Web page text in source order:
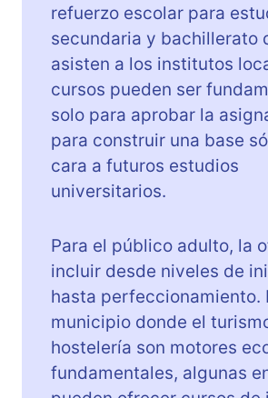
refuerzo escolar para
secundaria y bachillerato
asisten a los institutos
cursos pueden ser
solo para aprobar la
para construir una base
cara a futuros estudios
universitarios.
Para el público adulto, la
incluir desde niveles de
hasta perfeccionamiento.
municipio donde el
hostelería son motores
fundamentales, algunas